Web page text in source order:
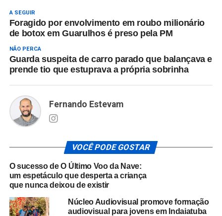
A SEGUIR
Foragido por envolvimento em roubo milionário
de botox em Guarulhos é preso pela PM
NÃO PERCA
Guarda suspeita de carro parado que balançava e
prende tio que estuprava a própria sobrinha
Fernando Estevam
VOCÊ PODE GOSTAR
O sucesso de O Último Voo da Nave:
um espetáculo que desperta a criança
que nunca deixou de existir
Núcleo Audiovisual promove formação
audiovisual para jovens em Indaiatuba